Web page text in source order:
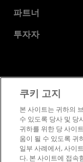
채용
문의하기
미디어 라이브러리
개발자 센트럴
사례 연구
파트너
AMD 파트너 허브
투자자
이사위원회
거버넌스 문서
SEC 신고서
쿠키 고지
본 사이트는 귀하의
수 있도록 당사 및 당
귀하를 위한 당 사이
움이 될 수 있도록 귀
일부 사례에서, 사이
다. 본 사이트에 접속